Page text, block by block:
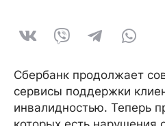
Сбербанк продолжает
сервисы поддержки
инвалидностью. Теперь